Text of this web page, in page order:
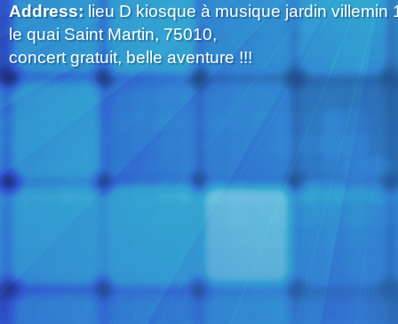
Address:lieu D kiosque à musique jardin villemin
le quai Saint Martin, 75010,
concert gratuit, belle aventure !!!